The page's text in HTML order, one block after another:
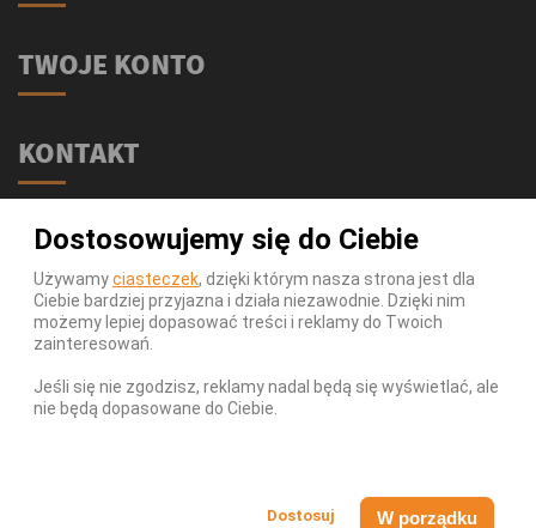
Dostosowujemy się do Ciebie
Używamyciasteczek, dzięki którym nasza strona jest dla
Ciebie bardziej przyjazna i działa niezawodnie. Dzięki nim
możemy lepiej dopasować treści i reklamy do Twoich
zainteresowań.
Jeśli się nie zgodzisz, reklamy nadal będą się wyświetlać, ale
nie będą dopasowane do Ciebie.
W porządku
TWOJE KONTO
KONTAKT
ul. Stołeczna 2/lok 102
15-879 Białystok
Telefon:
539 111 590
Infolinia:Pn-Pt 9-17
E-mail:
info@swiatsupli.pl